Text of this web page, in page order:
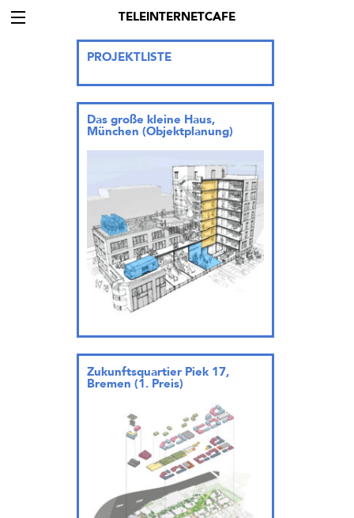
TELEINTERNETCAFE
PROJEKTLISTE
Das große kleine Haus,
München (Objektplanung)
Zukunftsquartier Piek 17,
Bremen (1. Preis)